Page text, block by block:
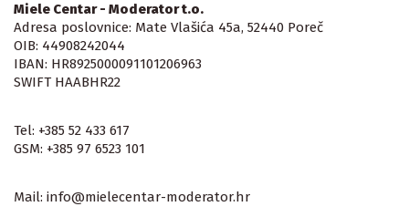
Miele Centar - Moderator t.o.
Adresa poslovnice: Mate Vlašića 45a, 52440 Poreč
OIB: 44908242044
IBAN: HR8925000091101206963
SWIFT HAABHR22
Tel: +385 52 433 617
GSM: +385 97 6523 101
Mail: info@mielecentar-moderator.hr